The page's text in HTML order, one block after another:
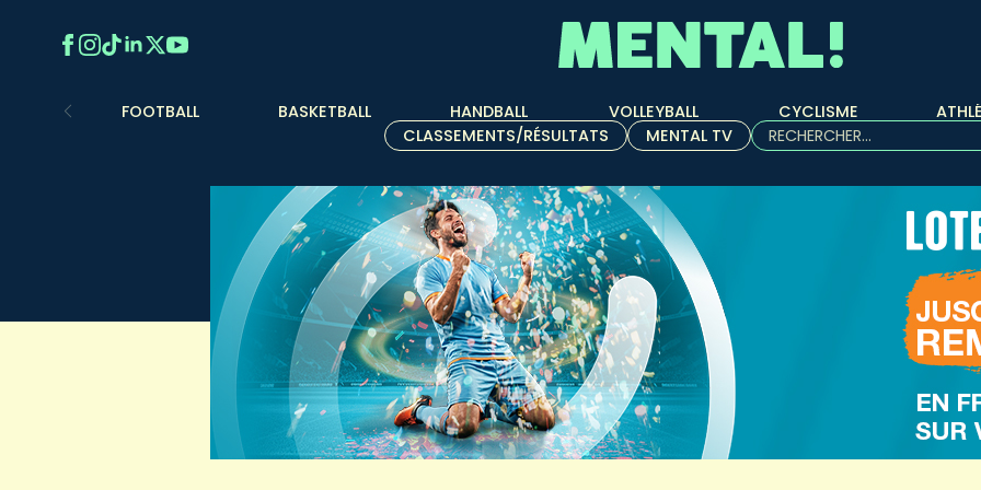
FOOTBALL BASKETBALL HANDBALL VOLLEYBALL CYCLISME
CLASSEMENTS/RÉSULTATS
MENTAL TV
Rechercher :